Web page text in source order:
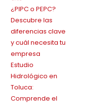
¿PIPC o PEPC?
Descubre las
diferencias clave
y cuál necesita tu
empresa
Estudio
Hidrológico en
Toluca:
Comprende el